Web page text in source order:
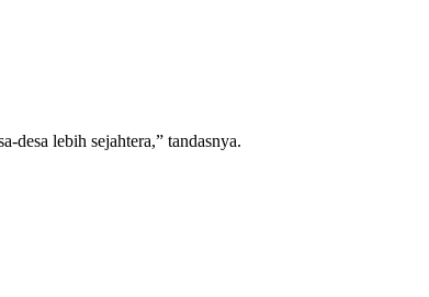
desa lebih sejahtera,” tandasnya.